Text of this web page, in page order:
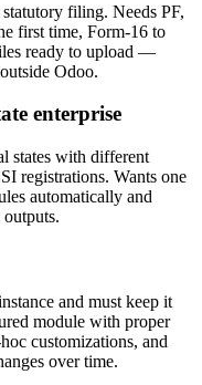
filing. Needs PF,
first time, Form-16 to
ready to upload —
Odoo.
enterprise
states with different
registrations. Wants one
automatically and
and must keep it
module with proper
customizations, and
over time.